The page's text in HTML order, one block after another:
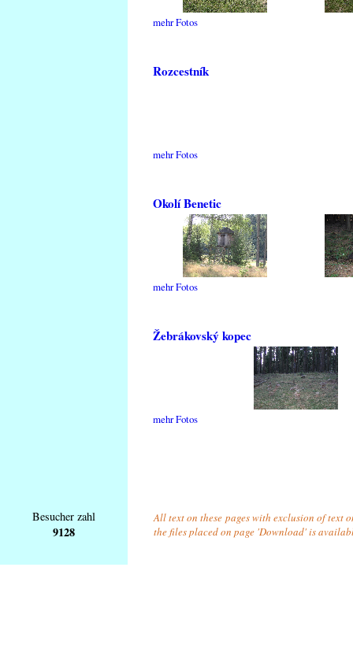
mehr Fotos
Rozcestník
mehr Fotos
Okolí Benetic
mehr Fotos
Žebrákovský kopec
mehr Fotos
Besucher zahl
9128
All text on these pages with exclusion of text
the files placed on page 'Download' is